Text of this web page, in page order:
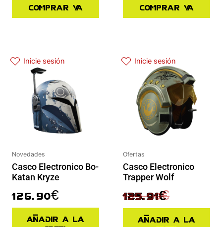
Comprar ya Comprar ya
Inicie sesión
Novedades
Casco Electronico Bo-
Katan Kryze
126.90€
Añadir a la
Inicie sesión
Ofertas
Casco Electronico
Trapper Wolf
139.90€
125.91€
Añadir a la